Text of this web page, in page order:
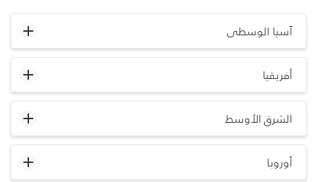
آسيا الوسطى
أفريقيا
الشرق الأوسط
أوروبا